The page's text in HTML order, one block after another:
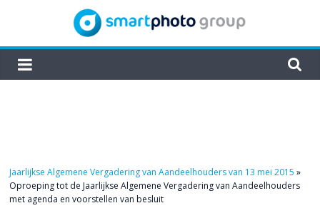
content
smartphoto
Jaarlijkse Algemene Vergadering van Aandeelhouders van 13 mei 2015 »
Oproeping tot de Jaarlijkse Algemene Vergadering van Aandeelhouders
met agenda en voorstellen van besluit